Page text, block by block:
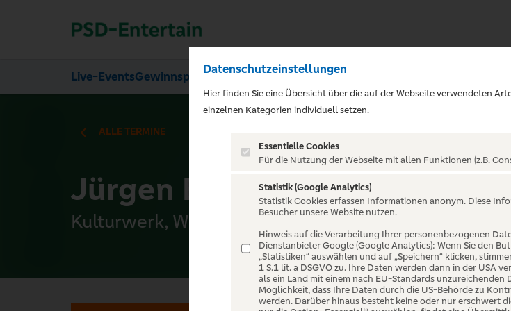
Live-EventsGewinnspieleÜber uns
ALLE TERMINE
Jürgen B. Hausmann - 25
Kulturwerk, Wissen
Datenschutzeinstellungen
Hier finden Sie eine Übersicht über die auf der Webseite verwendeten
einzelnen Kategorien individuell setzen.
Essentielle Cookies
Für die Nutzung der Webseite mit allen Funktionen (z.B.
Statistik (Google Analytics)
Statistik Cookies erfassen Informationen anonym. Diese
Besucher unsere Website nutzen.
Hinweis auf die Verarbeitung Ihrer personenbezogenen
Dienstanbieter Google (Google Analytics): Wenn Sie den
„Statistiken“ auswählen und auf „Speichern“ klicken,
1 S.1 lit. a DSGVO zu. Ihre Daten werden dann in der USA
als ein Land mit einem nach EU-Standards
Möglichkeit, dass Ihre Daten durch die US-Behörde zu
werden. Darüber hinaus besteht keine oder nur erschwert